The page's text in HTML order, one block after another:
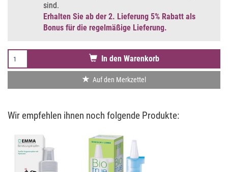
sind.
Erhalten Sie ab der 2. Lieferung 5% Rabatt als
Bonus für die regelmäßige Lieferung.
In den Warenkorb
Auf den Merkzettel
Wir empfehlen ihnen noch folgende Produkte: